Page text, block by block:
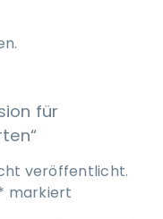
für
veröffentlicht.
markiert